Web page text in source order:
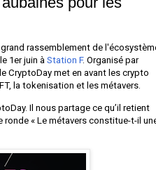
rassemblement de
1er juin à Station F. Organisé par
CryptoDay met en avant les crypto
la tokenisation et les métavers.
Il nous partage ce qu’il retient
« Le métavers constitue-t-il